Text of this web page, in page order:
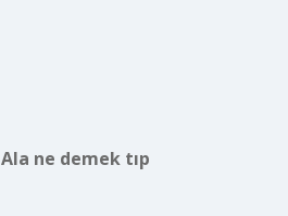
Ala ne demek tıp